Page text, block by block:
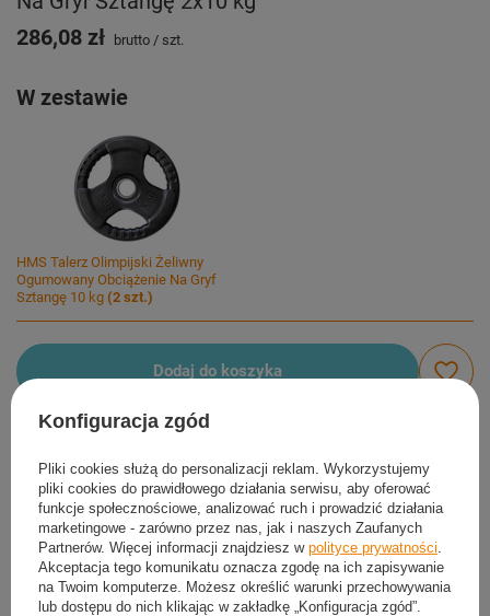
W zestawie
HMS Talerz Olimpijski Żeliwny
Ogumowany Obciążenie Na Gryf
Sztangę 10 kg (2 szt.)
286,08 zł brutto / szt.
Dodaj do koszyka
Możesz kupić także poprzez:
Produkt dostępny Wysyłkaw poniedziałek
Darmowa i szybka dostawa
30dni na łatwy zwrot
Ten produkt nie jest dostępny w sklepie stacjonarnym
Konfiguracja zgód
Pliki cookies służą do personalizacji reklam. Wykorzystujemy
pliki cookies do prawidłowego działania serwisu, aby oferować
funkcje społecznościowe, analizować ruch i prowadzić działania
marketingowe - zarówno przez nas, jak i naszych Zaufanych
Partnerów. Więcej informacji znajdziesz w polityce prywatności
Akceptacja tego komunikatu oznacza zgodę na ich zapisywanie
na Twoim komputerze. Możesz określić warunki przechowywania
lub dostępu do nich klikając w zakładkę „Konfiguracja zgód”.